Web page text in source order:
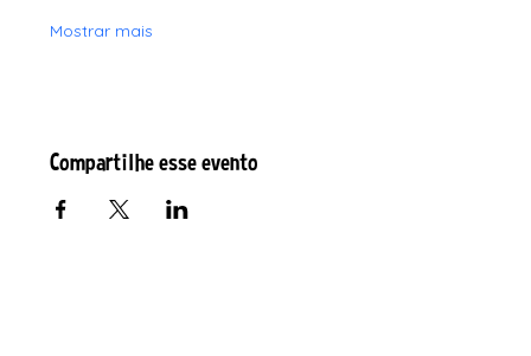
Mostrar mais
Compartilhe esse evento